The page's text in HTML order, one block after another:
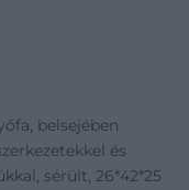
belsejében
és
sérült, 26*42*25